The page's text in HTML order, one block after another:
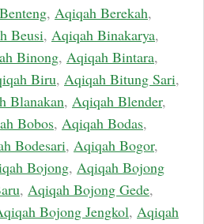
, Aqiqah Berekah,
Beusi, Aqiqah Binakarya,
Binong, Aqiqah Bintara,
Biru, Aqiqah Bitung Sari,
Blanakan, Aqiqah Blender,
Bobos, Aqiqah Bodas,
Bodesari, Aqiqah Bogor,
Bojong, Aqiqah Bojong
, Aqiqah Bojong Gede,
Bojong Jengkol, Aqiqah